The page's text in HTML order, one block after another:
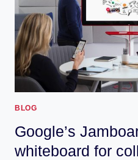
BLOG
Google’s
whiteboard for